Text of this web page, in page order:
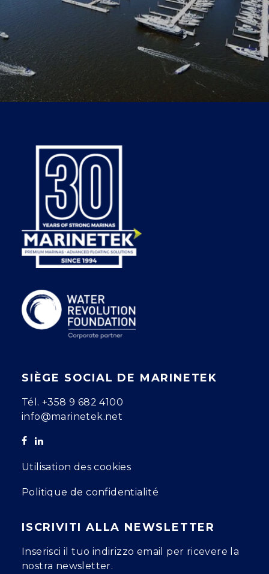
SIÈGE SOCIAL DE MARINETEK
Tél. +358 9 682 4100
info@marinetek.net
Utilisation des cookies
Politique de confidentialité
ISCRIVITI ALLA NEWSLETTER
Inserisci il tuo indirizzo email per ricevere la
nostra newsletter.